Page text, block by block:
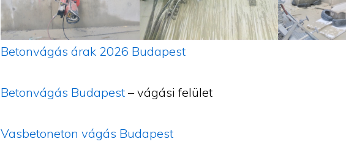
Betonvágás árak 2026 Budapest
Betonvágás Budapest – vágási felület
Vasbetoneton vágás Budapest